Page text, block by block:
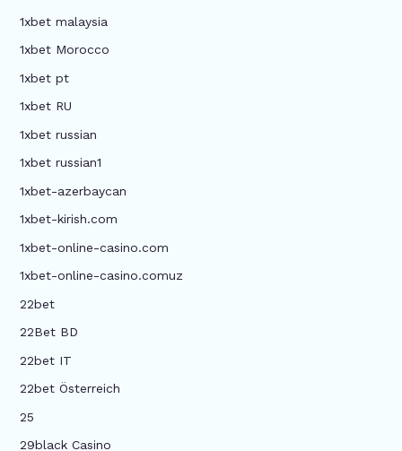
1xbet malaysia
1xbet Morocco
1xbet pt
1xbet RU
1xbet russian
1xbet russian1
1xbet-azerbaycan
1xbet-kirish.com
1xbet-online-casino.com
1xbet-online-casino.comuz
22bet
22Bet BD
22bet IT
22bet Österreich
25
29black Casino